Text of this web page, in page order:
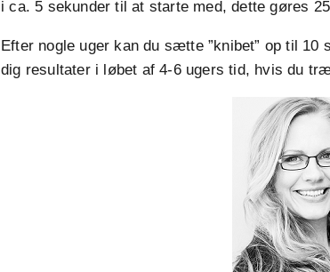
i ca. 5 sekunder til at starte med, dette gøres
Efter nogle uger kan du sætte ”knibet” op til
dig resultater i løbet af 4-6 ugers tid, hvis du